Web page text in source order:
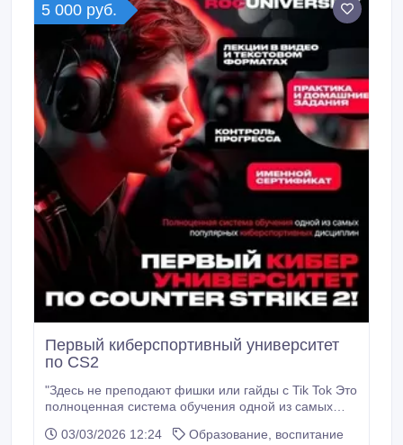
5 000 руб.
Первый киберспортивный университет
по CS2
"Здесь не преподают фишки или гайды с Tik Tok Это
полноценная система обучения одной из самых
формируем правильное мышление, развиваем
03/03/2026 12:24
Образование, воспитание